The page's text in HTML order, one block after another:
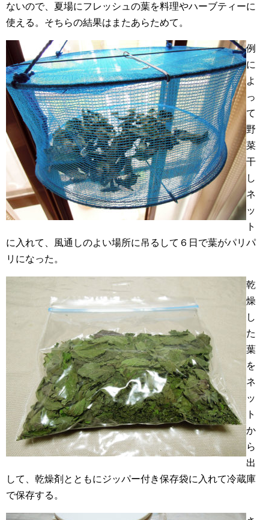
ないので、夏場にフレッシュの葉を料理やハーブティーに
使える。そちらの結果はまたあらためて。
例
に
よ
っ
て
野
菜
干
し
ネ
ッ
ト
に入れて、風通しのよい場所に吊るして６日で葉がパリパ
リになった。
乾
燥
し
た
葉
を
ネ
ッ
ト
か
ら
出
して、乾燥剤とともにジッパー付き保存袋に入れて冷蔵庫
で保存する。